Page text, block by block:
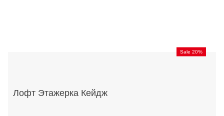
Sale 20%
Лофт Этажерка Кейдж